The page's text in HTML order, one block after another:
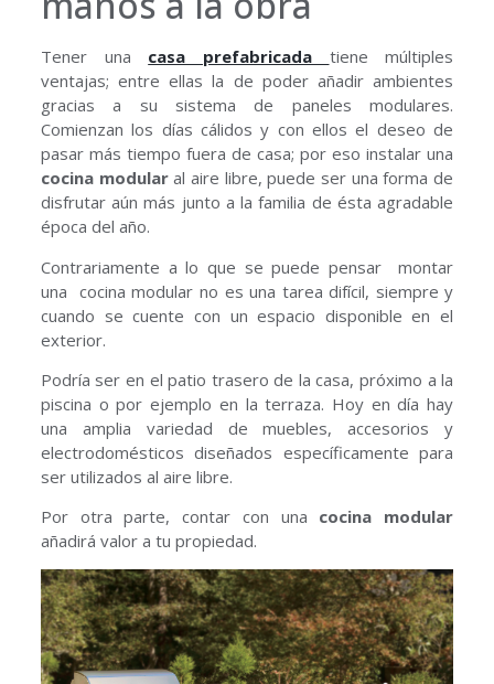
Tener una casa prefabricada tiene múltiples
ventajas; entre ellas la de poder añadir ambientes
gracias a su sistema de paneles modulares.
Comienzan los días cálidos y con ellos el deseo de
pasar más tiempo fuera de casa; por eso instalar una
cocina modularal aire libre, puede ser una forma de
disfrutar aún más junto a la familia de ésta agradable
época del año.
Contrariamente a lo que se puede pensar montar
una cocina modular no es una tarea difícil, siempre y
cuando se cuente con un espacio disponible en el
exterior.
Podría ser en el patio trasero de la casa, próximo a la
piscina o por ejemplo en la terraza. Hoy en día hay
una amplia variedad de muebles, accesorios y
electrodomésticos diseñados específicamente para
ser utilizados al aire libre.
Por otra parte, contar con una cocina modular
añadirá valor a tu propiedad.